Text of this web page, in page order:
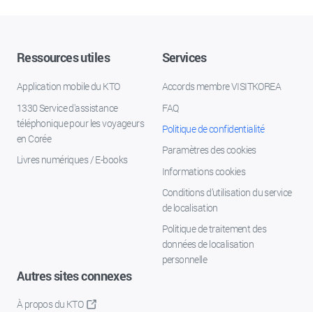
Ressources utiles
Application mobile du KTO
1330 Service d'assistance
téléphonique pour les voyageurs
en Corée
Livres numériques / E-books
Services
Accords membre VISITKOREA
FAQ
Politique de confidentialité
Paramètres des cookies
Informations cookies
Conditions d’utilisation du service
de localisation
Politique de traitement des
données de localisation
personnelle
Autres sites connexes
À propos du KTO